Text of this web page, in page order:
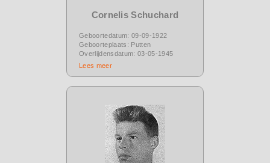
Cornelis Schuchard
Geboortedatum: 09-09-1922
Geboorteplaats: Putten
Overlijdensdatum: 03-05-1945
Lees meer